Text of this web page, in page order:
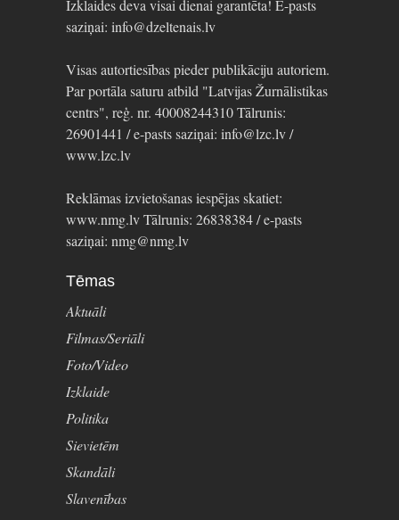
Izklaides deva visai dienai garantēta! E-pasts
saziņai: info@dzeltenais.lv
Visas autortiesības pieder publikāciju autoriem.
Par portāla saturu atbild "Latvijas Žurnālistikas
centrs", reģ. nr. 40008244310 Tālrunis:
26901441 / e-pasts saziņai: info@lzc.lv /
www.lzc.lv
Reklāmas izvietošanas iespējas skatiet:
www.nmg.lv Tālrunis: 26838384 / e-pasts
saziņai: nmg@nmg.lv
Tēmas
Aktuāli
Filmas/Seriāli
Foto/Video
Izklaide
Politika
Sievietēm
Skandāli
Slavenības